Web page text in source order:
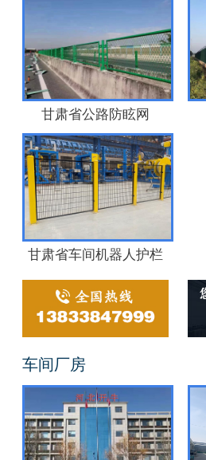
甘肃省公路防眩网
甘肃省车间机器人护栏
车间厂房